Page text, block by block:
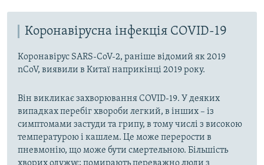
Коронавірусна інфекція COVID-19
Коронавірус SARS-CoV-2, раніше відомий як 2019
nCoV, виявили в Китаї наприкінці 2019 року.
Він викликає захворювання COVID-19. У деяких
випадках перебіг хвороби легкий, в інших – із
симптомами застуди та грипу, в тому числі з високою
температурою і кашлем. Це може перерости в
пневмонію, що може бути смертельною. Більшість